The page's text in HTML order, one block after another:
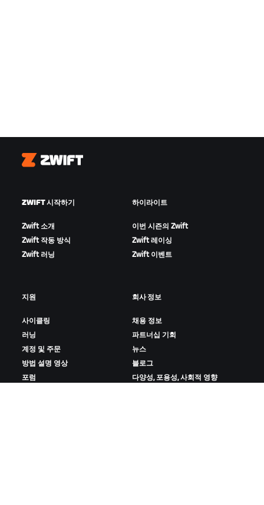
Zwift
ZWIFT 시작하기
Zwift 소개
Zwift 작동 방식
Zwift 러닝
하이라이트
이번 시즌의 Zwift
Zwift 레이싱
Zwift 이벤트
지원
사이클링
러닝
계정 및 주문
방법 설명 영상
포럼
회사 정보
채용 정보
파트너십 기회
뉴스
블로그
다양성, 포용성, 사회적 영향